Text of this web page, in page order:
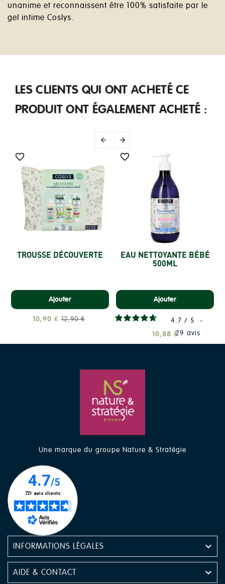
unanime et reconnaissent être 100% satisfaite par le
gel intime Coslys.
LES CLIENTS QUI ONT ACHETÉ CE
PRODUIT ONT ÉGALEMENT ACHETÉ :
 

TROUSSE DÉCOUVERTE
Ajouter
10,90 € 12,90 €

EAU NETTOYANTE BÉBÉ
500ML
Ajouter
4.7 / 5
-
29 avis
10,88 €
Une marque du groupe Nature & Stratégie
INFORMATIONS LÉGALES 
AIDE & CONTACT 